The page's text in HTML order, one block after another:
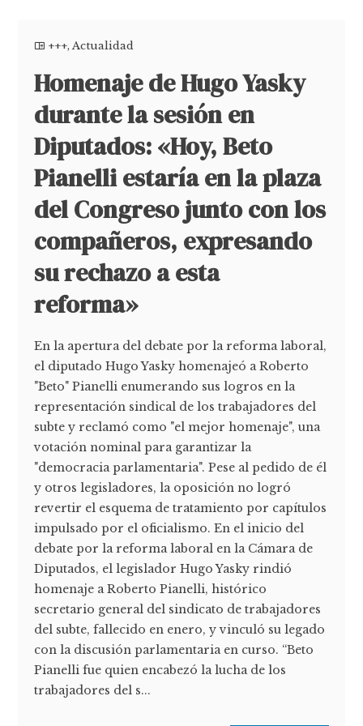
+++,Actualidad
Homenaje de Hugo Yasky
durante la sesión en
Diputados: «Hoy, Beto
Pianelli estaría en la plaza
del Congreso junto con los
compañeros, expresando
su rechazo a esta
reforma»
En la apertura del debate por la reforma laboral,
el diputado Hugo Yasky homenajeó a Roberto
"Beto" Pianelli enumerando sus logros en la
representación sindical de los trabajadores del
subte y reclamó como "el mejor homenaje", una
votación nominal para garantizar la
"democracia parlamentaria". Pese al pedido de él
y otros legisladores, la oposición no logró
revertir el esquema de tratamiento por capítulos
impulsado por el oficialismo. En el inicio del
debate por la reforma laboral en la Cámara de
Diputados, el legislador Hugo Yasky rindió
homenaje a Roberto Pianelli, histórico
secretario general del sindicato de trabajadores
del subte, fallecido en enero, y vinculó su legado
con la discusión parlamentaria en curso. “Beto
Pianelli fue quien encabezó la lucha de los
trabajadores del s...